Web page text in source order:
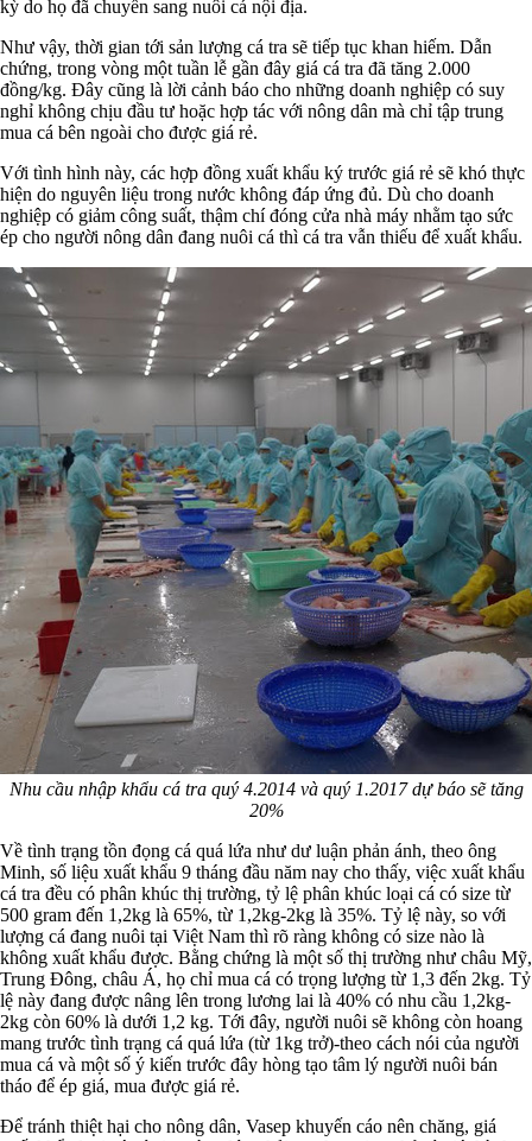
kỳ do họ đã chuyển sang nuôi cá nội địa.
Như vậy, thời gian tới sản lượng cá tra sẽ tiếp tục khan hiếm. Dẫn
chứng, trong vòng một tuần lễ gần đây giá cá tra đã tăng 2.000
đồng/kg. Đây cũng là lời cảnh báo cho những doanh nghiệp có suy
nghỉ không chịu đầu tư hoặc hợp tác với nông dân mà chỉ tập trung
mua cá bên ngoài cho được giá rẻ.
Với tình hình này, các hợp đồng xuất khẩu ký trước giá rẻ sẽ khó thực
hiện do nguyên liệu trong nước không đáp ứng đủ. Dù cho doanh
nghiệp có giảm công suất, thậm chí đóng cửa nhà máy nhằm tạo sức
ép cho người nông dân đang nuôi cá thì cá tra vẫn thiếu để xuất khẩu.
Nhu cầu nhập khẩu cá tra quý 4.2014 và quý 1.2017 dự báo sẽ tăng
20%
Về tình trạng tồn đọng cá quá lứa như dư luận phản ánh, theo ông
Minh, số liệu xuất khẩu 9 tháng đầu năm nay cho thấy, việc xuất khẩu
cá tra đều có phân khúc thị trường, tỷ lệ phân khúc loại cá có size từ
500 gram đến 1,2kg là 65%, từ 1,2kg-2kg là 35%. Tỷ lệ này, so với
lượng cá đang nuôi tại Việt Nam thì rõ ràng không có size nào là
không xuất khẩu được. Bằng chứng là một số thị trường như châu Mỹ,
Trung Đông, châu Á, họ chỉ mua cá có trọng lượng từ 1,3 đến 2kg. Tỷ
lệ này đang được nâng lên trong lương lai là 40% có nhu cầu 1,2kg-
2kg còn 60% là dưới 1,2 kg. Tới đây, người nuôi sẽ không còn hoang
mang trước tình trạng cá quá lứa (từ 1kg trở)-theo cách nói của người
mua cá và một số ý kiến trước đây hòng tạo tâm lý người nuôi bán
tháo để ép giá, mua được giá rẻ.
Để tránh thiệt hại cho nông dân, Vasep khuyến cáo nên chăng, giá